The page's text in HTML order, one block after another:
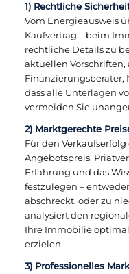
1) Rechtliche
Vom Energieausweis
Kaufvertrag – beim
rechtliche Details zu
aktuellen Vorschriften,
Finanzierungsberater,
dass alle Unterlagen
vermeiden Sie
2) Marktgerechte
Für den
Angebotspreis.
Erfahrung und das
festzulegen –
abschreckt, oder zu
analysiert den
Ihre Immobilie
erzielen.
3) Professionelles